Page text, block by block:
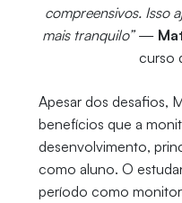
compreensivos. Isso
mais tranquilo”—
curso
Apesar dos desafios,
benefícios que a
desenvolvimento,
como aluno. O
período como